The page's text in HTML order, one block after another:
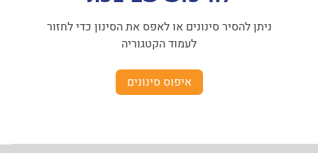
ניתן להסיר סינונים או לאפס את הסינון כדי לחזור
לעמוד הקטגוריה
איפוס סינונים